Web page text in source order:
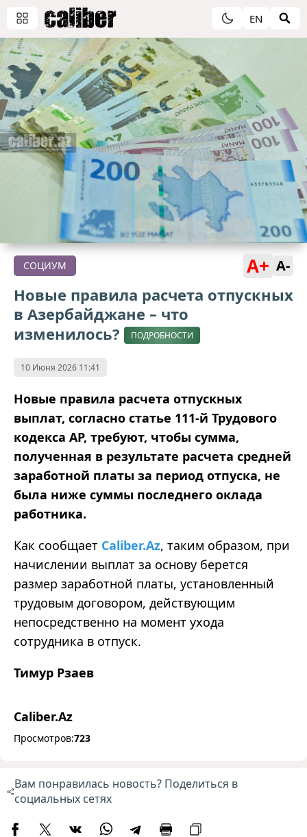
EN
СОЦИУМ A+ A-
Новые правила расчета отпускных
в Азербайджане – что
изменилось?
ПОДРОБНОСТИ
10 Июня 2026 11:41
Новые правила расчета отпускных
выплат, согласно статье 111-й Трудового
кодекса АР, требуют, чтобы сумма,
полученная в результате расчета средней
заработной платы за период отпуска, не
была ниже суммы последнего оклада
работника.
Как сообщает Caliber.Az, таким образом, при
начислении выплат за основу берется
размер заработной платы, установленный
трудовым договором, действующим
непосредственно на момент ухода
сотрудника в отпуск.
Тимур Рзаев
Caliber.Az
Просмотров:723
Вам понравилась новость? Поделиться в
социальных сетях